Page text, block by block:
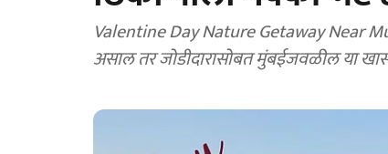
Valentine Day Nature Getaway Near
असाल तर जोडीदारासोबत मुंबईजवळील या